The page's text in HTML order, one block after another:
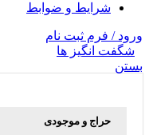
شرایط و ضوابط
ورود / فرم ثبت نام
شگفت انگیز ها
بستن
حراج و موجودی